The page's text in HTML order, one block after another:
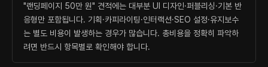
"랜딩페이지 50만 원" 견적에는 대부분 UI 디자인·퍼블리싱·기본 반
응형만 포함됩니다. 기획·카피라이팅·인터랙션·SEO 설정·유지보수
는 별도 비용이 발생하는 경우가 많습니다. 총비용을 정확히 파악하
려면 반드시 항목별로 확인해야 합니다.